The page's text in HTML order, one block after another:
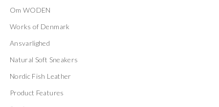
Om WODEN
Works of Denmark
Ansvarlighed
Natural Soft Sneakers
Nordic Fish Leather
Product Features